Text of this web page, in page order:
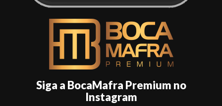
Siga a BocaMafra Premium no
Instagram